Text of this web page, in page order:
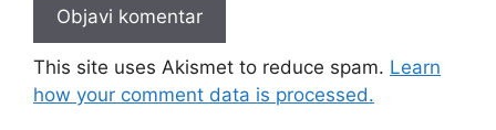
This site uses Akismet to reduce spam. Learn
how your comment data is processed.